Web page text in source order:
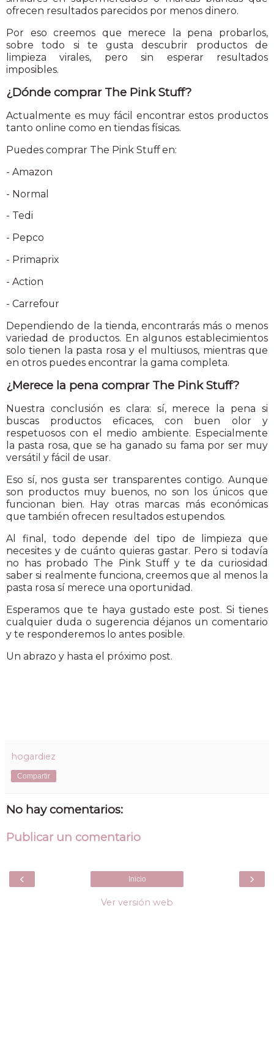
ofrecen resultados parecidos por menos dinero.
Por eso creemos que merece la pena probarlos,
sobre todo si te gusta descubrir productos de
limpieza virales, pero sin esperar resultados
imposibles.
¿Dónde comprar The Pink Stuff?
Actualmente es muy fácil encontrar estos productos
tanto online como en tiendas físicas.
Puedes comprar The Pink Stuff en:
- Amazon
- Normal
- Tedi
- Pepco
- Primaprix
- Action
- Carrefour
Dependiendo de la tienda, encontrarás más o menos
variedad de productos. En algunos establecimientos
solo tienen la pasta rosa y el multiusos, mientras que
en otros puedes encontrar la gama completa.
¿Merece la pena comprar The Pink Stuff?
Nuestra conclusión es clara: sí, merece la pena si
buscas productos eficaces, con buen olor y
respetuosos con el medio ambiente. Especialmente
la pasta rosa, que se ha ganado su fama por ser muy
versátil y fácil de usar.
Eso sí, nos gusta ser transparentes contigo. Aunque
son productos muy buenos, no son los únicos que
funcionan bien. Hay otras marcas más económicas
que también ofrecen resultados estupendos.
Al final, todo depende del tipo de limpieza que
necesites y de cuánto quieras gastar. Pero si todavía
no has probado The Pink Stuff y te da curiosidad
saber si realmente funciona, creemos que al menos la
pasta rosa sí merece una oportunidad.
Esperamos que te haya gustado este post. Si tienes
cualquier duda o sugerencia déjanos un comentario
y te responderemos lo antes posible.
Un abrazo y hasta el próximo post.
hogardiez
Compartir
No hay comentarios:
Publicar un comentario
‹ ›
Inicio
Ver versión web